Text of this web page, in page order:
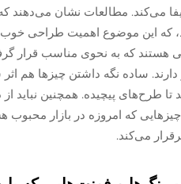
که این موضوع اهمیت طراحی
هستند که به نحوی مناسب قرار
ساده نگه داشتن چیزها هم
طرح‌های پیچیده. همچنین نباید
که امروزه در بازار محبوب
می‌کند.